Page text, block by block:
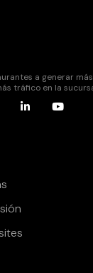
a generar
tráfico en la